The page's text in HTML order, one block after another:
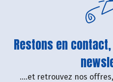
Restons en
....et retrouvez nos